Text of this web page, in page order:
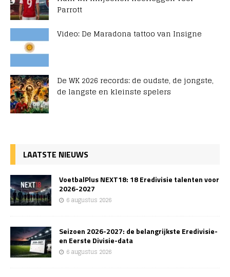
Parrott
Video: De Maradona tattoo van Insigne
De WK 2026 records: de oudste, de jongste,
de langste en kleinste spelers
LAATSTE NIEUWS
VoetbalPlus NEXT18: 18 Eredivisie talenten voor
2026-2027
6 augustus 2026
Seizoen 2026-2027: de belangrijkste Eredivisie-
en Eerste Divisie-data
6 augustus 2026